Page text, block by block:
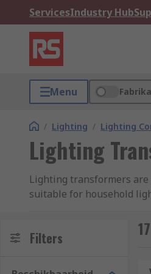
ServicesIndustry Hub
Menu
/ Lighting / Lighting
Lighting
Lighting transformers
suitable for household
A lighting transformer is
secondary side, there are
Filters